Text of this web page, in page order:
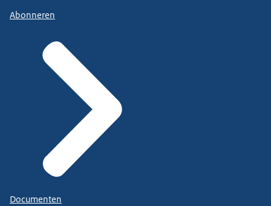
Abonneren
Documenten